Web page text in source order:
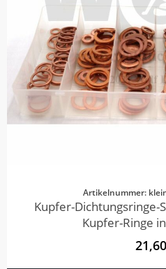
Artikelnummer:
Kupfer-Dichtungsringe-
Kupfer-Ringe